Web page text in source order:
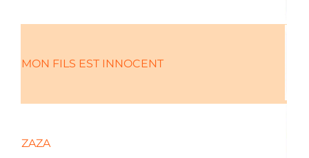
MON FILS EST INNOCENT
ZAZA